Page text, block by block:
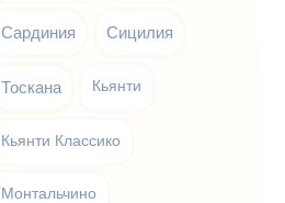
Сардиния Сицилия
Тоскана Кьянти
Кьянти Классико
Монтальчино